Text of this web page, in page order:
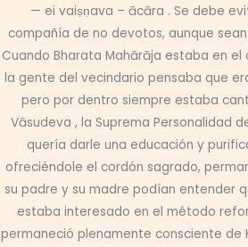
— ei vaiṣṇava – ācāra . Se debe
compañía de no devotos, aunque
Cuando Bharata Mahārāja estaba en el
la gente del vecindario pensaba que
pero por dentro siempre estaba
Vāsudeva , la Suprema Personalidad
quería darle una educación y
ofreciéndole el cordón sagrado,
su padre y su madre podían entender
estaba interesado en el método
permaneció plenamente consciente de